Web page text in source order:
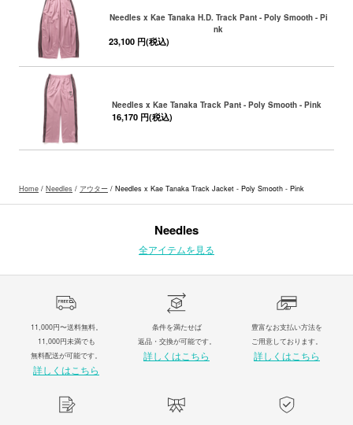
Needles x Kae Tanaka H.D. Track Pant - Poly Smooth - Pi
nk
23,100 円(税込)
Needles x Kae Tanaka Track Pant - Poly Smooth - Pink
16,170 円(税込)
Home / Needles / アウター / Needles x Kae Tanaka Track Jacket - Poly Smooth - Pink
Needles
全アイテムを見る
11,000円〜送料無料。
11,000円未満でも
無料配送が可能です。
詳しくはこちら
条件を満たせば
返品・交換が可能です。
詳しくはこちら
豊富なお支払い方法を
ご用意しております。
詳しくはこちら